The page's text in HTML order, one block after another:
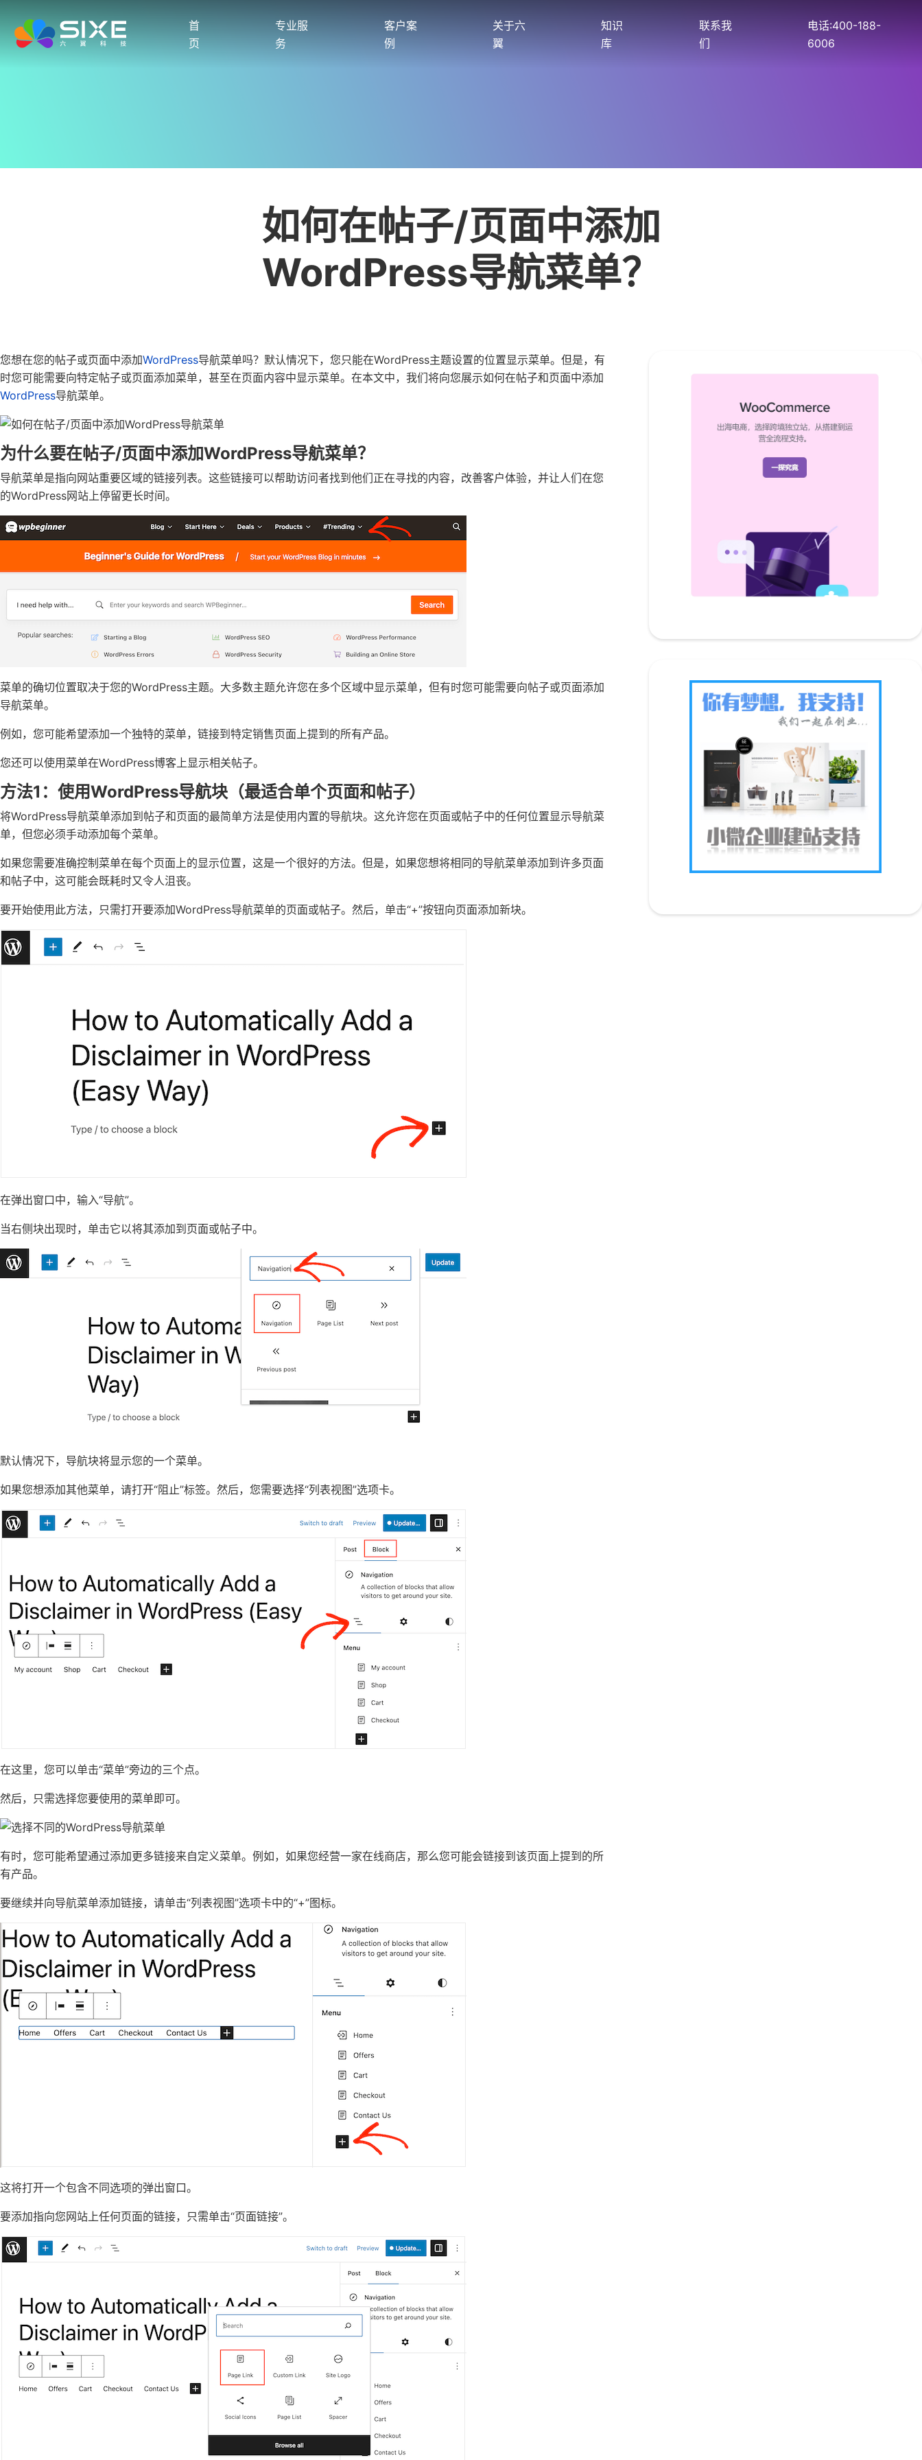
首
页
专业服
务
客户案
例
关于六
翼
知识
库
联系我
们
电话:400-188-
6006
如何在帖子/页面中添加
WordPress导航菜单？
您想在您的帖子或页面中添加WordPress导航菜单吗？默认情况下，您只能在WordPress主题设置的位置显示菜单。但是，有
时您可能需要向特定帖子或页面添加菜单，甚至在页面内容中显示菜单。在本文中，我们将向您展示如何在帖子和页面中添加
WordPress导航菜单。
为什么要在帖子/页面中添加WordPress导航菜单？
导航菜单是指向网站重要区域的链接列表。这些链接可以帮助访问者找到他们正在寻找的内容，改善客户体验，并让人们在您
的WordPress网站上停留更长时间。
菜单的确切位置取决于您的WordPress主题。大多数主题允许您在多个区域中显示菜单，但有时您可能需要向帖子或页面添加
导航菜单。
例如，您可能希望添加一个独特的菜单，链接到特定销售页面上提到的所有产品。
您还可以使用菜单在WordPress博客上显示相关帖子。
方法1：使用WordPress导航块（最适合单个页面和帖子）
将WordPress导航菜单添加到帖子和页面的最简单方法是使用内置的导航块。这允许您在页面或帖子中的任何位置显示导航菜
单，但您必须手动添加每个菜单。
如果您需要准确控制菜单在每个页面上的显示位置，这是一个很好的方法。但是，如果您想将相同的导航菜单添加到许多页面
和帖子中，这可能会既耗时又令人沮丧。
要开始使用此方法，只需打开要添加WordPress导航菜单的页面或帖子。然后，单击“+”按钮向页面添加新块。
在弹出窗口中，输入“导航”。
当右侧块出现时，单击它以将其添加到页面或帖子中。
默认情况下，导航块将显示您的一个菜单。
如果您想添加其他菜单，请打开“阻止”标签。然后，您需要选择“列表视图”选项卡。
在这里，您可以单击“菜单”旁边的三个点。
然后，只需选择您要使用的菜单即可。
有时，您可能希望通过添加更多链接来自定义菜单。例如，如果您经营一家在线商店，那么您可能会链接到该页面上提到的所
有产品。
要继续并向导航菜单添加链接，请单击“列表视图”选项卡中的“+”图标。
这将打开一个包含不同选项的弹出窗口。
要添加指向您网站上任何页面的链接，只需单击“页面链接”。